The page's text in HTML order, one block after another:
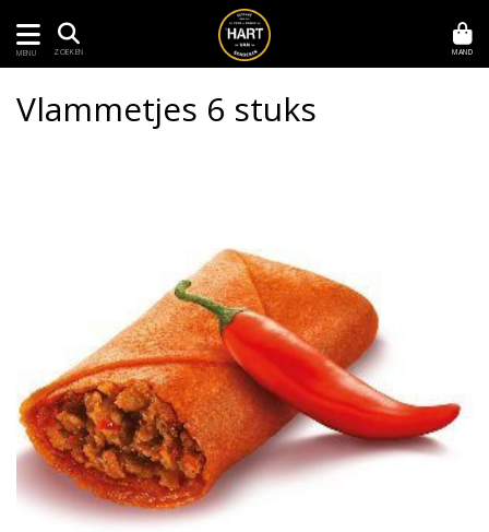
MENU ZOEKEN MAND
Vlammetjes 6 stuks